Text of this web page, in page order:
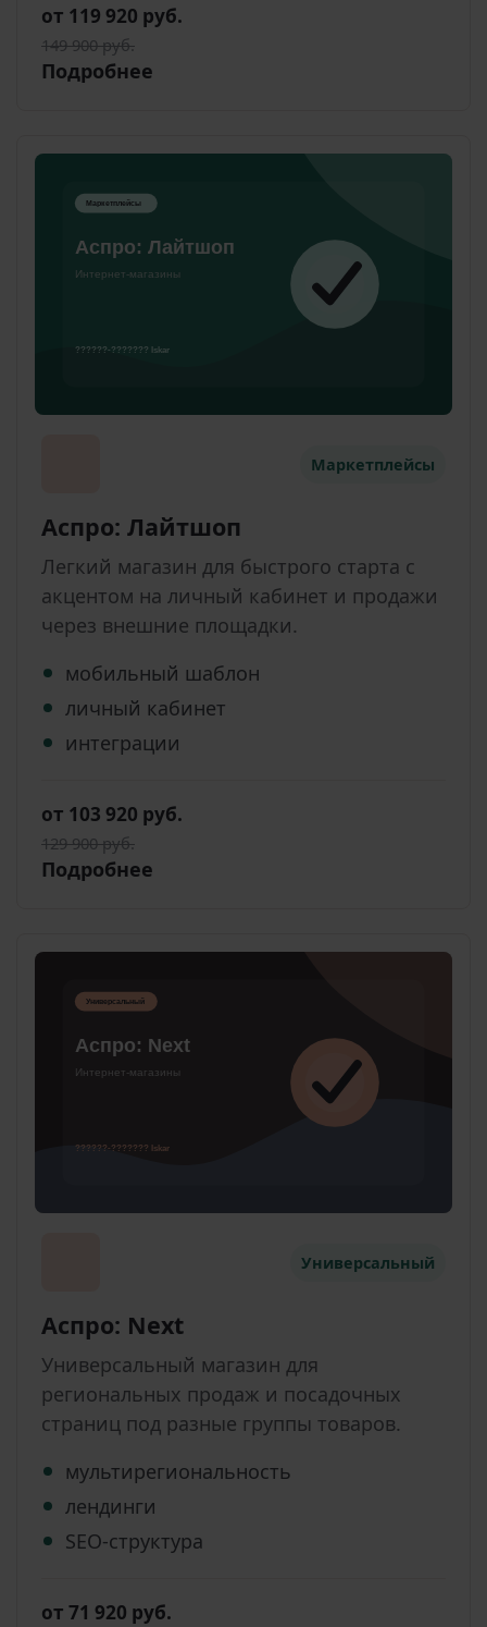
от 119 920 руб.
149 900 руб.
Подробнее
Маркетплейсы
Аспро: Лайтшоп
Легкий магазин для быстрого старта с
акцентом на личный кабинет и продажи
через внешние площадки.
мобильный шаблон
личный кабинет
интеграции
от 103 920 руб.
129 900 руб.
Подробнее
Универсальный
Аспро: Next
Универсальный магазин для
региональных продаж и посадочных
страниц под разные группы товаров.
мультирегиональность
лендинги
SEO-структура
от 71 920 руб.